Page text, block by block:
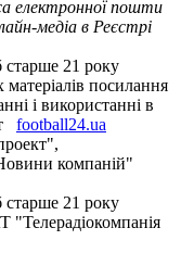
електронної пошти
медіа в Реєстрі
старше 21 року
посилання
і використанні в
football24.ua
компаній"
старше 21 року
"Телерадіокомпанія